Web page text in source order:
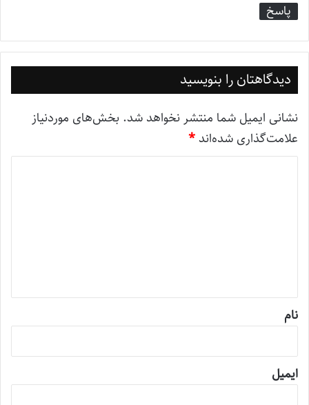
پاسخ
دیدگاهتان را بنویسید
نشانی ایمیل شما منتشر نخواهد شد. بخش‌های موردنیاز
علامت‌گذاری شده‌اند *
نام
ایمیل